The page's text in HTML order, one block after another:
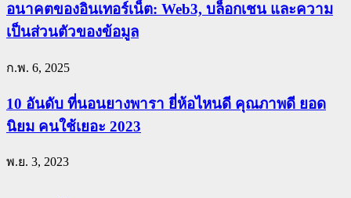
อนาคตของอินเทอร์เน็ต: Web3, บล็อกเชน และความ
เป็นส่วนตัวของข้อมูล
ก.พ. 6, 2025
10 อันดับ ที่นอนยางพารา ยี่ห้อไหนดี คุณภาพดี ยอด
นิยม คนใช้เยอะ 2023
พ.ย. 3, 2023